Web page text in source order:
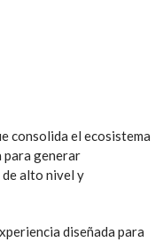
consolida el ecosistema
para generar
alto nivel y
diseñada para